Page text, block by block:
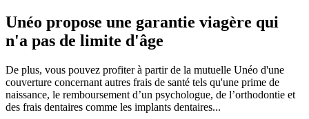
Unéo propose une garantie viagère qui
n'a pas de limite d'âge
De plus, vous pouvez profiter à partir de la mutuelle Unéo d'une
couverture concernant autres frais de santé tels qu'une prime de
naissance, le remboursement d’un psychologue, de l’orthodontie et
des frais dentaires comme les implants dentaires...